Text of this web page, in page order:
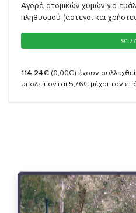
Αγορά ατομικών χυμών για
πληθυσμού (άστεγοι και
114,24€ (0,00€) έχουν
υπολείπονται 5,76€ μέχρι τον